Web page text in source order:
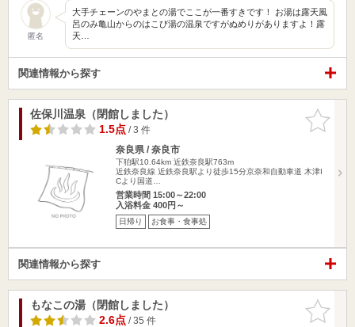
匿名
大手チェーンのやまとの湯でここが一番すきです！ お湯は露天風
呂のみ亀山からのはこび湯の温泉ですがぬめりがありますよ！露
天…
関連情報から探す
お気に入
りに追加
佐保川温泉（閉館しました）
1.5点/ 3 件
奈良県 / 奈良市
下狛駅10.64km 近鉄奈良駅763m
近鉄奈良線 近鉄奈良駅より徒歩15分京奈和自動車道 木津I
Cより国道…
営業時間 15:00～22:00
入浴料金 400円～
日帰り お食事・食事処
関連情報から探す
お気に入
りに追加
もなこの湯（閉館しました）
2.6点/ 35 件